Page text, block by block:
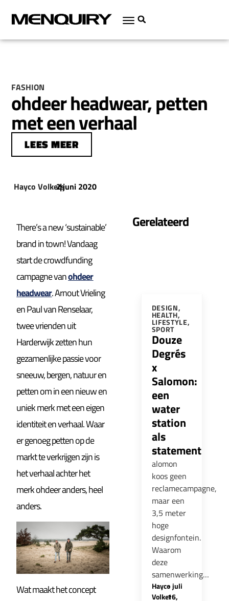
FASHION
ohdeer headwear, petten
met een verhaal
LEES MEER
Hayco Volkers
|
2 juni 2020
There’s a new ‘sustainable’
brand in town! Vandaag
start de crowdfunding
campagne vanohdeer
headwear. Arnout Vrieling
en Paul van Renselaar,
twee vrienden uit
Harderwijk zetten hun
gezamenlijke passie voor
sneeuw, bergen, natuur en
petten om in een nieuw en
uniek merk met een eigen
identiteit en verhaal. Waar
er genoeg petten op de
markt te verkrijgen zijn is
het verhaal achter het
merk ohdeer anders, heel
anders.
Wat maakt het concept
Gerelateerd
DESIGN,
HEALTH,
LIFESTYLE,
SPORT
Douze
Degrés
x
Salomon:
een
water
station
als
statement
alomon
koos geen
reclamecampagne,
maar een
3,5 meter
hoge
designfontein.
Waarom
deze
samenwerking…
Hayco
Volker
-juli
16,